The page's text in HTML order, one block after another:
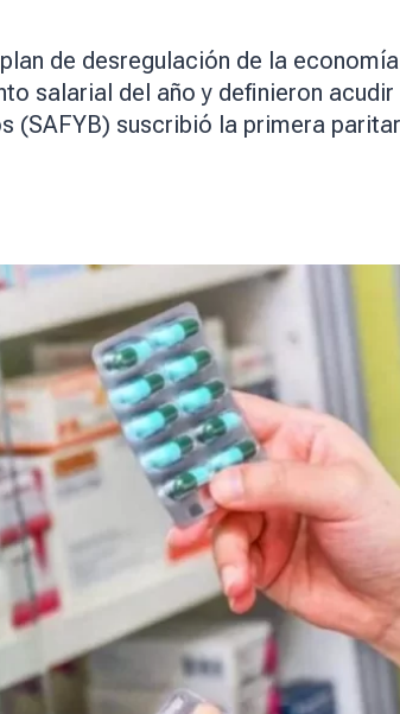
de desregulación de la
salarial del año y definieron
(SAFYB) suscribió la primera